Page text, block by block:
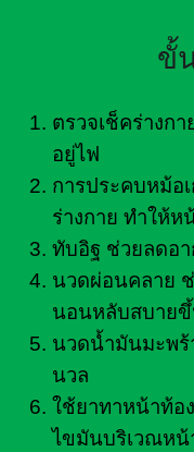
ขั้
ตรวจเช็คร่างก
อยู่ไฟ
การประคบหม้อ
ร่างกาย ทำให้ห
ทับอิฐ ช่วยลดอ
นวดผ่อนคลาย
นอนหลับสบาย
นวดน้ำมันมะพร้
นวล
ใช้ยาทาหน้าท้อ
ไขมันบริเวณหน้